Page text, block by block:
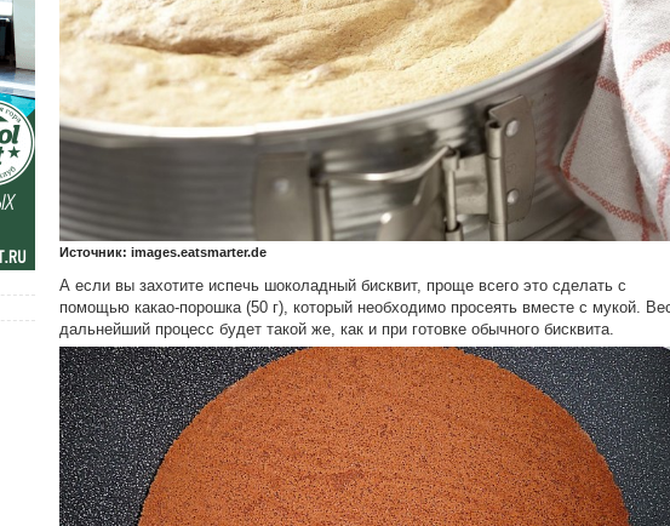
Источник: images.eatsmarter.de
А если вы захотите испечь шоколадный бисквит, проще всего это сделать с
помощью какао-порошка (50 г), который необходимо просеять вместе с мукой.
дальнейший процесс будет такой же, как и при готовке обычного бисквита.